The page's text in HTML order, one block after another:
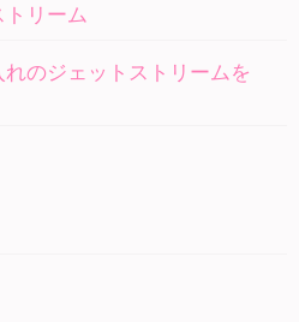
リーム
のジェットストリームを